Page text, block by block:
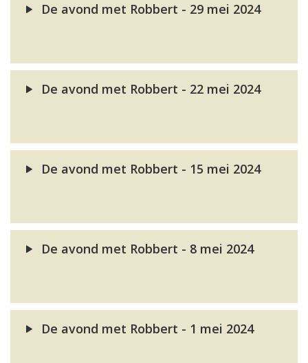
De avond met Robbert - 29 mei 2024
De avond met Robbert - 22 mei 2024
De avond met Robbert - 15 mei 2024
De avond met Robbert - 8 mei 2024
De avond met Robbert - 1 mei 2024